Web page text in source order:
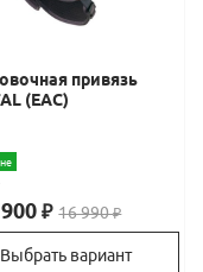
привязь
(EAC)
₽ 16 990₽
Выбрать вариант